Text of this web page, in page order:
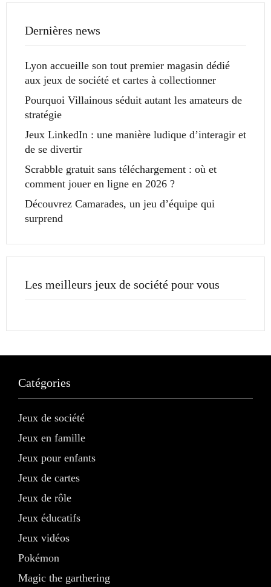
Dernières news
Lyon accueille son tout premier magasin dédié
aux jeux de société et cartes à collectionner
Pourquoi Villainous séduit autant les amateurs de
stratégie
Jeux LinkedIn : une manière ludique d’interagir et
de se divertir
Scrabble gratuit sans téléchargement : où et
comment jouer en ligne en 2026 ?
Découvrez Camarades, un jeu d’équipe qui
surprend
Les meilleurs jeux de société pour vous
Catégories
Jeux de société
Jeux en famille
Jeux pour enfants
Jeux de cartes
Jeux de rôle
Jeux éducatifs
Jeux vidéos
Pokémon
Magic the garthering